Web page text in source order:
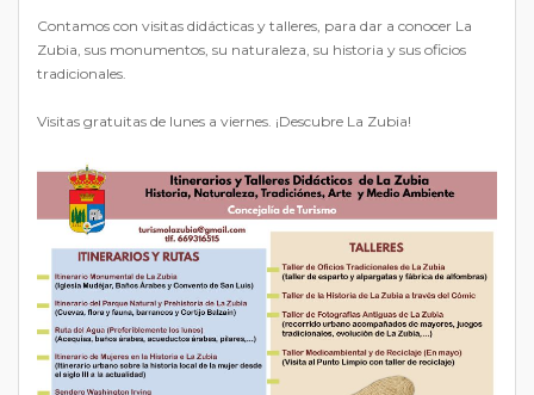
Contamos con visitas didácticas y talleres, para dar a conocer La
Zubia, sus monumentos, su naturaleza, su historia y sus oficios
tradicionales.
Visitas gratuitas de lunes a viernes. ¡Descubre La Zubia!